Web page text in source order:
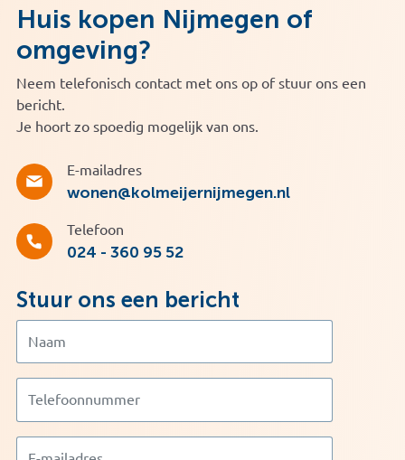
Huis kopen Nijmegen of
omgeving?
Neem telefonisch contact met ons op of stuur ons een
bericht.
Je hoort zo spoedig mogelijk van ons.
E-mailadres
wonen@kolmeijernijmegen.nl
Telefoon
024 - 360 95 52
Stuur ons een bericht